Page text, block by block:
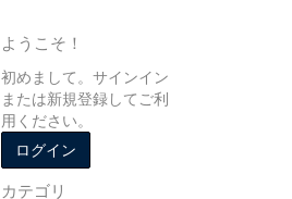
ようこそ！
初めまして。サインイン
または新規登録してご利
用ください。
ログイン
カテゴリ